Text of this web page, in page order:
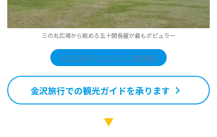
三の丸広場から眺める五十間長屋が最もポピュラー
文化の森おでかけパス 対象施設
金沢旅行での観光ガイドを承ります
▼